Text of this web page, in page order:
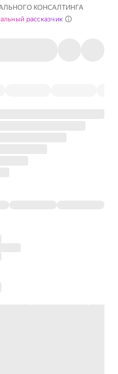
КОНСАЛТИНГА
рассказчик